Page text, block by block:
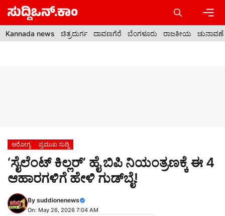
Skip
content
Kannada news ಚಿತ್ರದುರ್ಗ ದಾವಣಗೆರೆ ಬೆಂಗಳೂರು ರಾಜಕೀಯ ಚುನಾವಣೆ
ಆರೋಗ್ಯ ಪ್ರಮುಖ ಸುದ್ದಿ
‘ಸೈಲೆಂಟ್ ಕಿಲ್ಲರ್’ ಹೈ ಬಿಪಿ ನಿಯಂತ್ರಣಕ್ಕೆ ಈ 4
ಆಹಾರಗಳಿಗೆ ಹೇಳಿ ಗುಡ್‌ಬೈ!
By suddionenews
On: May 26, 2026 7:04 AM